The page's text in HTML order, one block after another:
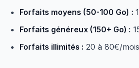
Forfaits moyens (50-100 Go) :
Forfaits généreux (150+ Go) :
Forfaits illimités : 20 à 80€/mois